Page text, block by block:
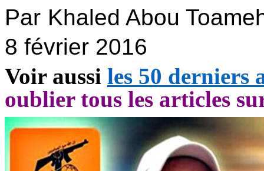
Par Khaled Abou
8 février 2016
Voir aussi les 50 derniers
oublier tous les articles